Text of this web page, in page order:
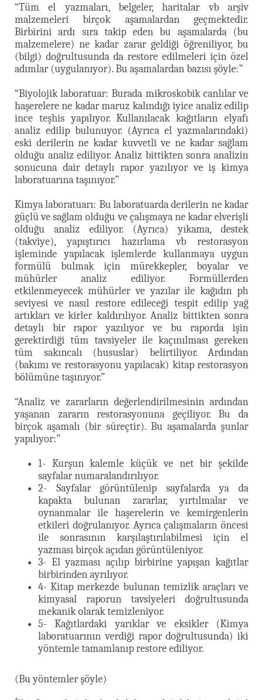
“Tüm el yazmaları, belgeler, haritalar vb arşiv
malzemeleri birçok aşamalardan geçmektedir.
Birbirini ardı sıra takip eden bu aşamalarda (bu
malzemelere) ne kadar zarar geldiği öğreniliyor, bu
(bilgi) doğrultusunda da restore edilmeleri için özel
adımlar (uygulanıyor). Bu aşamalardan bazısı şöyle:”
“Biyolojik laboratuar: Burada mikroskobik canlılar ve
haşerelere ne kadar maruz kalındığı iyice analiz edilip
ince teşhis yapılıyor. Kullanılacak kağıtların elyafı
analiz edilip bulunuyor. (Ayrıca el yazmalarındaki)
eski derilerin ne kadar kuvvetli ve ne kadar sağlam
olduğu analiz ediliyor. Analiz bittikten sonra analizin
sonucuna dair detaylı rapor yazılıyor ve iş kimya
laboratuarına taşınıyor.”
Kimya laboratuarı: Bu laboratuarda derilerin ne kadar
güçlü ve sağlam olduğu ve çalışmaya ne kadar elverişli
olduğu analiz ediliyor. (Ayrıca) yıkama, destek
(takviye), yapıştırıcı hazırlama vb restorasyon
işleminde yapılacak işlemlerde kullanmaya uygun
formülü bulmak için mürekkepler, boyalar ve
mühürler analiz ediliyor. Formüllerden
etkilenmeyecek mühürler ve yazılar ile kağıdın ph
seviyesi ve nasıl restore edileceği tespit edilip yağ
artıkları ve kirler kaldırılıyor. Analiz bittikten sonra
detaylı bir rapor yazılıyor ve bu raporda işin
gerektirdiği tüm tavsiyeler ile kaçınılması gereken
tüm sakıncalı (hususlar) belirtiliyor. Ardından
(bakımı ve restorasyonu yapılacak) kitap restorasyon
bölümüne taşınıyor.”
“Analiz ve zararların değerlendirilmesinin ardından
yaşanan zararın restorasyonuna geçiliyor. Bu da
birçok aşamalı (bir süreçtir). Bu aşamalarda şunlar
yapılıyor:”
1- Kurşun kalemle küçük ve net bir şekilde
sayfalar numaralandırılıyor.
2- Sayfalar görüntülenip sayfalarda ya da
kapakta bulunan zararlar, yırtılmalar ve
oynanmalar ile haşerelerin ve kemirgenlerin
etkileri doğrulanıyor. Ayrıca çalışmaların öncesi
ile sonrasının karşılaştırılabilmesi için el
yazması birçok açıdan görüntüleniyor.
3- El yazması açılıp birbirine yapışan kağıtlar
birbirinden ayrılıyor.
4- Kitap merkezde bulunan temizlik araçları ve
kimyasal raporun tavsiyeleri doğrultusunda
mekanik olarak temizleniyor.
5- Kağıtlardaki yarıklar ve eksikler (Kimya
laboratuarının verdiği rapor doğrultusunda) iki
yöntemle tamamlanıp restore ediliyor.
(Bu yöntemler şöyle)